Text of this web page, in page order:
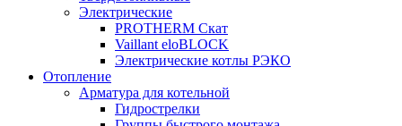
Электрические
PROTHERM Скат
Vaillant eloBLOCK
Электрические котлы РЭКО
Отопление
Арматура для котельной
Гидрострелки